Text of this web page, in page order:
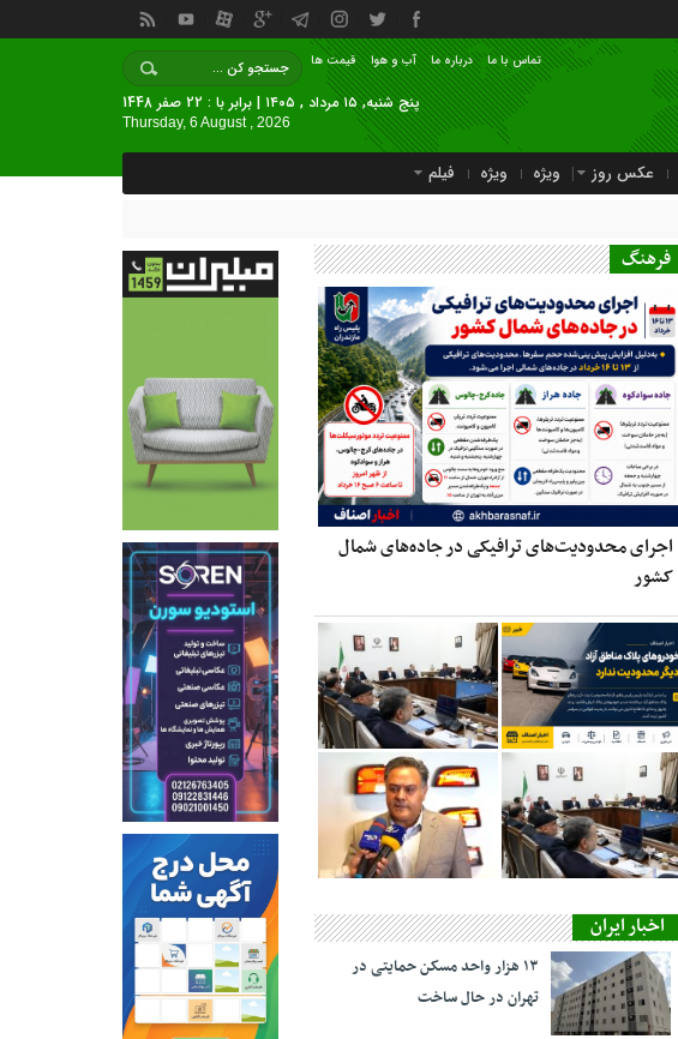
قیمت ها آب و هوا درباره ما تماس با ما
پنج شنبه, ۱۵ مرداد , ۱۴۰۵ | برابر با : 22 صفر 1448
Thursday, 6 August , 2026
عکس روز ویژه ویژه فیلم
فرهنگ
اجرای محدودیت‌های ترافیکی در جاده‌های شمال
کشور
اخبار ایران
۱۳ هزار واحد مسکن حمایتی در
تهران در حال ساخت